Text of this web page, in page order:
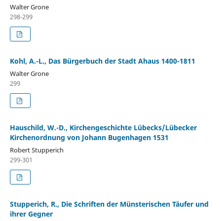
Walter Grone
298-299
Kohl, A.-L., Das Bürgerbuch der Stadt Ahaus 1400-1811
Walter Grone
299
Hauschild, W.-D., Kirchengeschichte Lübecks/Lübecker
Kirchenordnung von Johann Bugenhagen 1531
Robert Stupperich
299-301
Stupperich, R., Die Schriften der Münsterischen Täufer und
ihrer Gegner